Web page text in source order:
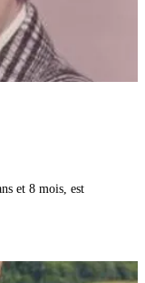
et 8 mois, est